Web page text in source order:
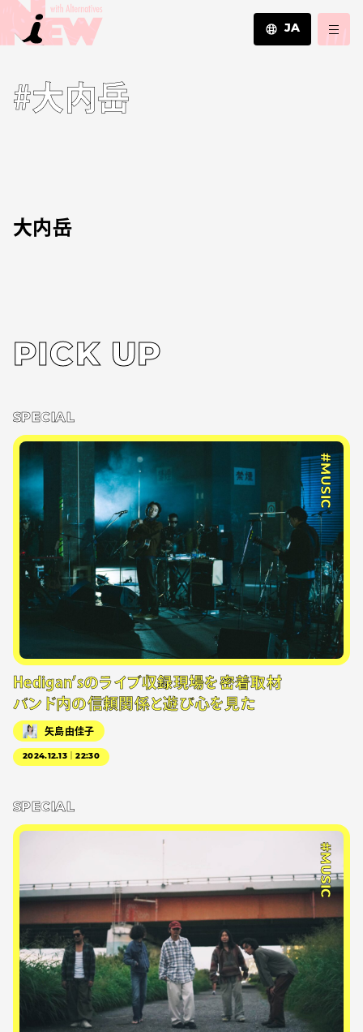
JA
#大内岳
大内岳
PICK UP
SPECIAL
#MUSIC
Hedigan’sのライブ収録現場を密着取材
バンド内の信頼関係と遊び心を見た
矢島由佳子
2024.12.13｜22:30
SPECIAL
#MUSIC